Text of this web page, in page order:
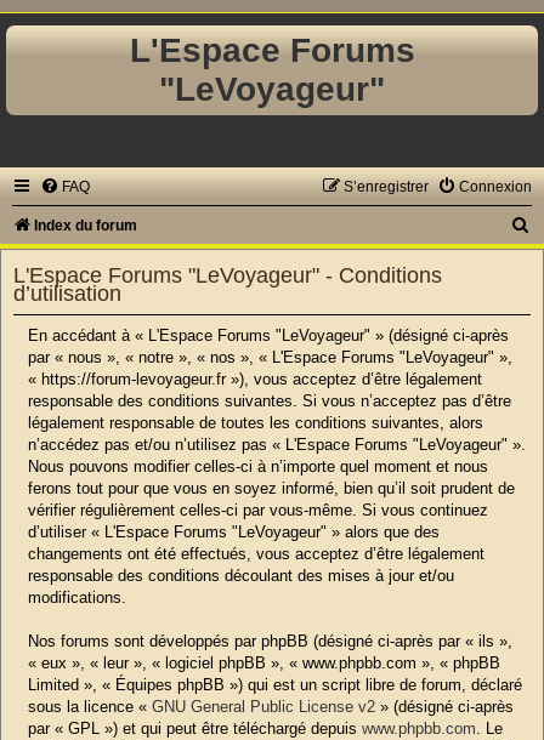
L'Espace Forums
"LeVoyageur"
FAQ Connexion
S’enregistrer
Index du forum
L'Espace Forums "LeVoyageur" - Conditions
d’utilisation
En accédant à « L'Espace Forums "LeVoyageur" » (désigné ci-après
par « nous », « notre », « nos », « L'Espace Forums "LeVoyageur" »,
« https://forum-levoyageur.fr »), vous acceptez d’être légalement
responsable des conditions suivantes. Si vous n’acceptez pas d’être
légalement responsable de toutes les conditions suivantes, alors
n’accédez pas et/ou n’utilisez pas « L'Espace Forums "LeVoyageur" ».
Nous pouvons modifier celles-ci à n’importe quel moment et nous
ferons tout pour que vous en soyez informé, bien qu’il soit prudent de
vérifier régulièrement celles-ci par vous-même. Si vous continuez
d’utiliser « L'Espace Forums "LeVoyageur" » alors que des
changements ont été effectués, vous acceptez d’être légalement
responsable des conditions découlant des mises à jour et/ou
modifications.
Nos forums sont développés par phpBB (désigné ci-après par « ils »,
« eux », « leur », « logiciel phpBB », « www.phpbb.com », « phpBB
Limited », « Équipes phpBB ») qui est un script libre de forum, déclaré
sous la licence « GNU General Public License v2 » (désigné ci-après
par « GPL ») et qui peut être téléchargé depuis www.phpbb.com. Le